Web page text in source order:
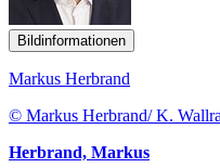
Bildinformationen
Markus Herbrand
© Markus Herbrand/ K.
Herbrand, Markus